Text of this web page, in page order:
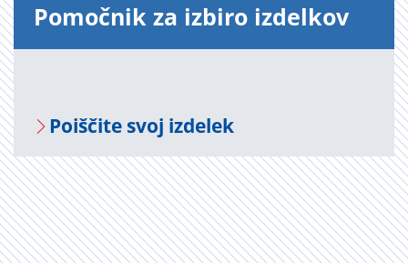
Po­moč­nik za iz­bi­ro iz­del­kov
Po­i­šči­te svoj iz­de­lek